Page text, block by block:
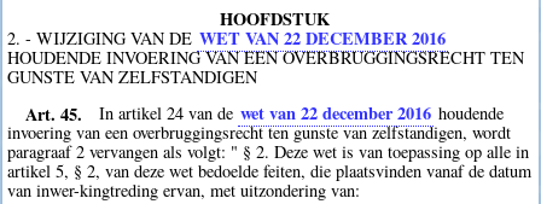
HOOFDSTUK
2. - WIJZIGING VAN DE WET VAN 22 DECEMBER 2016
HOUDENDE INVOERING VAN EEN OVERBRUGGINGSRECHT TEN
GUNSTE VAN ZELFSTANDIGEN
Art. 45. In artikel 24 van de wet van 22 december 2016 houdende
invoering van een overbruggingsrecht ten gunste van zelfstandigen, wordt
paragraaf 2 vervangen als volgt: " § 2. Deze wet is van toepassing op alle in
artikel 5, § 2, van deze wet bedoelde feiten, die plaatsvinden vanaf de datum
van inwer-kingtreding ervan, met uitzondering van: